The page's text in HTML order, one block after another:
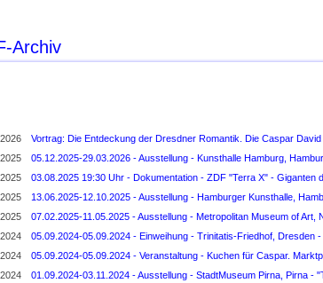
Archiv
Vortrag: Die Entdeckung der Dresdner Romantik. Die Caspar
05.12.2025-29.03.2026 - Ausstellung - Kunsthalle Hamburg,
03.08.2025 19:30 Uhr - Dokumentation - ZDF "Terra X" - Giganten
13.06.2025-12.10.2025 - Ausstellung - Hamburger Kunsthalle,
07.02.2025-11.05.2025 - Ausstellung - Metropolitan Museum of
05.09.2024-05.09.2024 - Einweihung - Trinitatis-Friedhof, Dresden
05.09.2024-05.09.2024 - Veranstaltung - Kuchen für Caspar.
01.09.2024-03.11.2024 - Ausstellung - StadtMuseum Pirna, Pirna